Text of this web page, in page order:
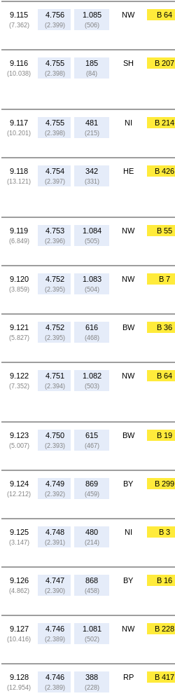
9.115
(7.362)
4.756
(2.399)
1.085
(506)
NW B 64
9.116
(10.038)
4.755
(2.398)
185
(84)
SH B 207
9.117
(10.201)
4.755
(2.398)
481
(215)
NI B 214
9.118
(13.121)
4.754
(2.397)
342
(331)
HE B 426
9.119
(6.849)
4.753
(2.396)
1.084
(505)
NW B 55
9.120
(3.859)
4.752
(2.395)
1.083
(504)
NW B 7
9.121
(5.827)
4.752
(2.395)
616
(468)
BW B 36
9.122
(7.352)
4.751
(2.394)
1.082
(503)
NW B 64
9.123
(5.007)
4.750
(2.393)
615
(467)
BW B 19
9.124
(12.212)
4.749
(2.392)
869
(459)
BY B 299
9.125
(3.147)
4.748
(2.391)
480
(214)
NI B 3
9.126
(4.862)
4.747
(2.390)
868
(458)
BY B 16
9.127
(10.416)
4.746
(2.389)
1.081
(502)
NW B 228
9.128
(12.954)
4.746
(2.389)
388
(228)
RP B 417